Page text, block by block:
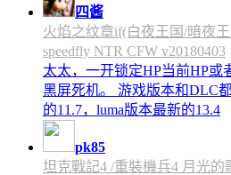
四酱
火焰之纹章if(白夜王国/暗夜
speedfly NTR CFW v20180403
太太，一开锁定HP当前HP或
黑屏死机。 游戏版本和DLC
的11.7，luma版本最新的13.4
pk85
坦克戰記4 /重裝機兵4 月光的